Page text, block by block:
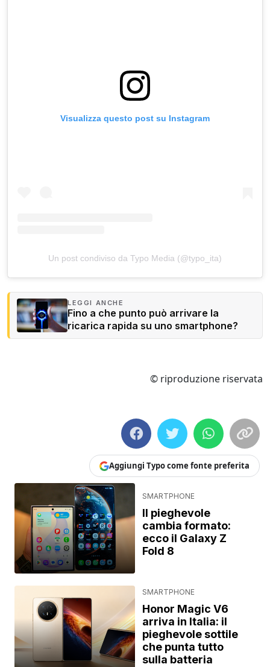
Visualizza questo post su Instagram
Un post condiviso da Typo Media (@typo_ita)
LEGGI ANCHE
Fino a che punto può arrivare la
ricarica rapida su uno smartphone?
© riproduzione riservata
Aggiungi Typo come fonte preferita
SMARTPHONE
Il pieghevole
cambia formato:
ecco il Galaxy Z
Fold 8
SMARTPHONE
Honor Magic V6
arriva in Italia: il
pieghevole sottile
che punta tutto
sulla batteria